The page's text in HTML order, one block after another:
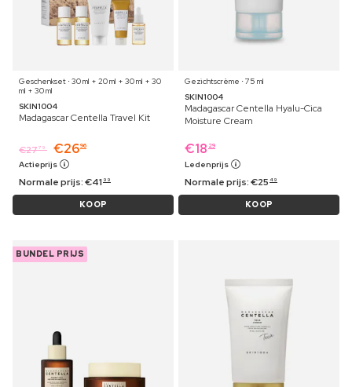
Geschenkset ⋅ 30 ml + 20 ml + 30 ml + 30
ml + 30 ml
SKIN1004
Madagascar Centella Travel Kit
€2779 €2696
Actieprijs
Normale prijs:€41 99
KOOP
Gezichtscrème ⋅ 75 ml
SKIN1004
Madagascar Centella Hyalu-Cica
Moisture Cream
€18 29
Ledenprijs
Normale prijs:€25 49
KOOP
BUNDEL PRIJS